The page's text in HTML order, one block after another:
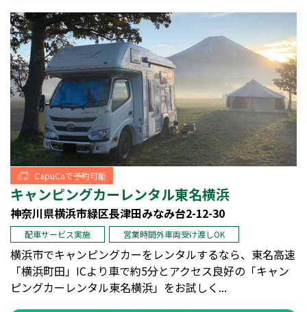
CapuCaで予約可能
キャンピングカーレンタル東名横浜
神奈川県横浜市緑区長津田みなみ台2-12-30
配車サービス実施 営業時間外車両受け渡しOK
横浜市でキャンピングカーをレンタルするなら、東名高速
「横浜町田」ICより車で約5分とアクセス良好の「キャン
ピングカーレンタル東名横浜」をお試しく...